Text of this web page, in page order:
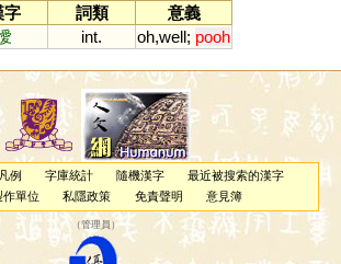
字
詞類
意義
int. oh,well; pooh
例 字庫統計 隨機漢字
最近被搜索的漢字
作單位 私隱政策 免責聲明 意見簿
（管理員 ）